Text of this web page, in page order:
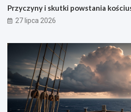
Przyczyny i skutki powstania
27 lipca 2026